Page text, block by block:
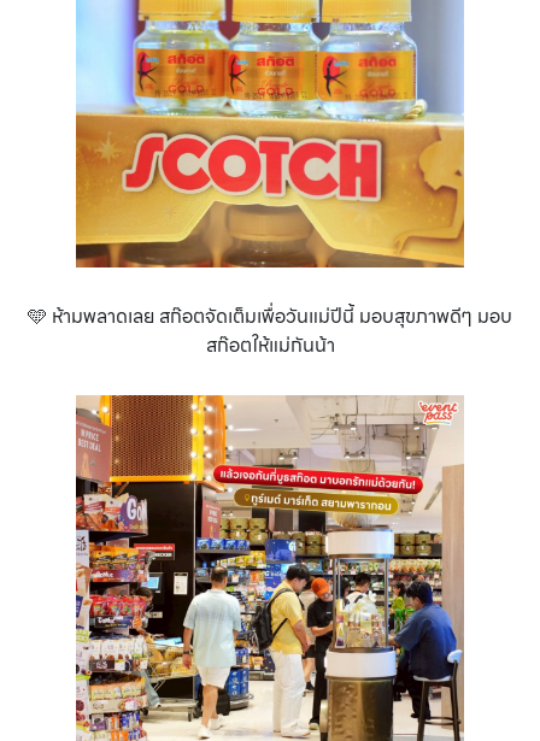
🩵 ห้ามพลาดเลย สก๊อตจัดเต็มเพื่อวันแม่ปีนี้ มอบสุขภาพดีๆ มอบ
สก๊อตให้แม่กันน้า